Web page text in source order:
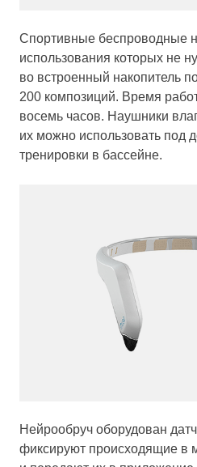
Спортивные беспроводные
использования которых не
во встроенный накопитель
200 композиций. Время
восемь часов. Наушники
их можно использовать под
тренировки в бассейне.
Нейрообруч оборудован
фиксируют происходящие в